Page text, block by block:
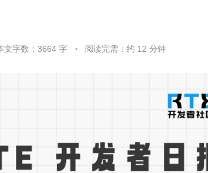
文字数：3664 字 阅读完需：约 12 分钟